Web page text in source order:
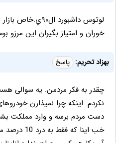
لوتوس داشبورد
خوران و امتياز بگيران اين مرزو
بهزاد تحریم: پاسخ
چقدر به فکر مردمن. یه سوالی
خب اینا که